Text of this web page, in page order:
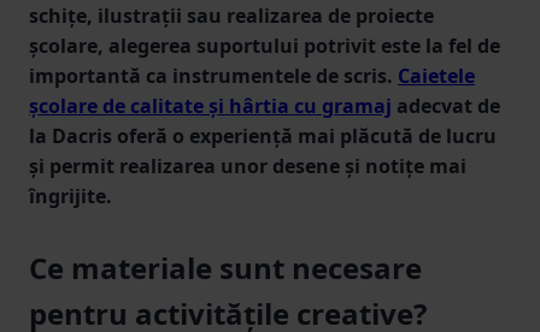
schițe, ilustrații sau realizarea de proiecte
școlare, alegerea suportului potrivit este la fel de
importantă ca instrumentele de scris. Caietele
școlare de calitate și hârtia cu gramaj adecvat de
la Dacris oferă o experiență mai plăcută de lucru
și permit realizarea unor desene și notițe mai
îngrijite.
Ce materiale sunt necesare
pentru activitățile creative?